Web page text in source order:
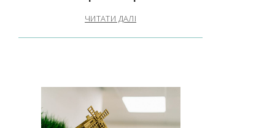
ЧИТАТИ ДАЛІ